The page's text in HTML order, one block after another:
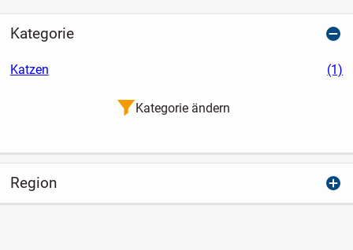
Kategorie
Katzen (1)
Kategorie ändern
Region